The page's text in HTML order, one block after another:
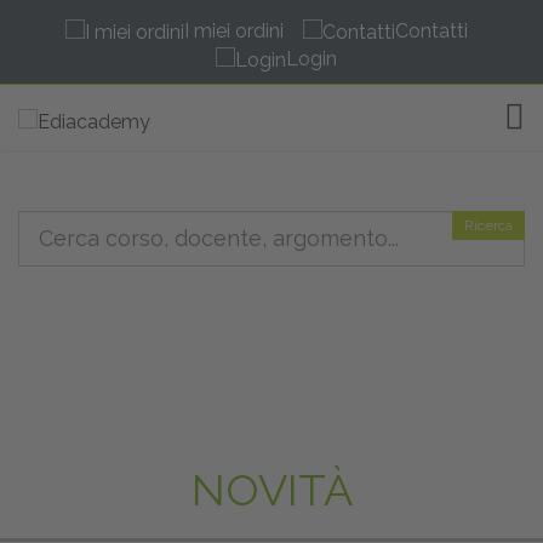
I miei ordini
Contatti
Login
Ricerca
NOVITÀ